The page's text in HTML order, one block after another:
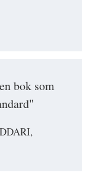
bok som